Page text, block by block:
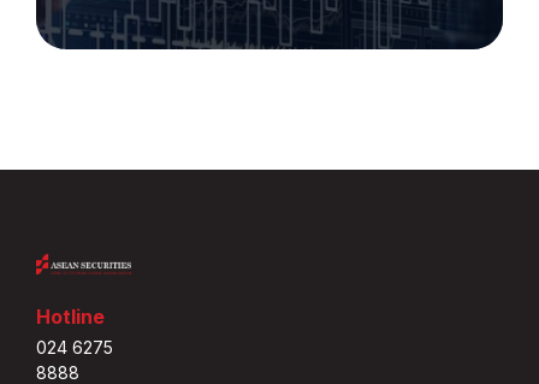
Hotline
024 6275
8888